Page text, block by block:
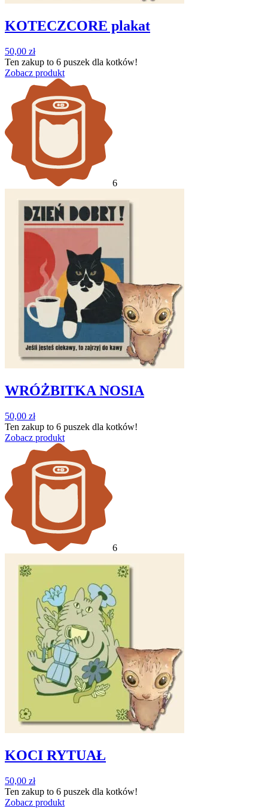
KOTECZCORE plakat
50,00 zł
Ten zakup to 6 puszek dla kotków!
Zobacz produkt
6
WRÓŻBITKA NOSIA
50,00 zł
Ten zakup to 6 puszek dla kotków!
Zobacz produkt
6
KOCI RYTUAŁ
50,00 zł
Ten zakup to 6 puszek dla kotków!
Zobacz produkt